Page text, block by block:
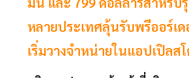
หลายประเทศลุ้นรับพรีออร์เด
เริ่มวางจำหน่ายในแอปเปิลส